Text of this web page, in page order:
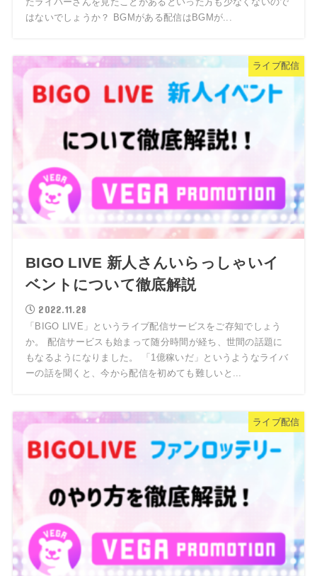
はないでしょうか？ BGMがある配信はBGMが...
ライブ配信
BIGO LIVE 新人さんいらっしゃいイ
ベントについて徹底解説
2022.11.28
「BIGO LIVE」というライブ配信サービスをご存知でしょう
か。 配信サービスも始まって随分時間が経ち、世間の話題に
もなるようになりました。 「1億稼いだ」というようなライバ
ーの話を聞くと、今から配信を初めても難しいと...
ライブ配信